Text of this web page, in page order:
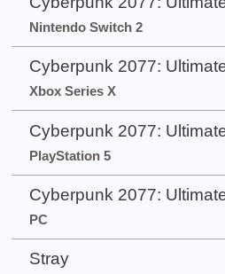
Nintendo Switch 2
Cyberpunk 2077:
Xbox Series X
Cyberpunk 2077:
PlayStation 5
Cyberpunk 2077:
PC
Stray